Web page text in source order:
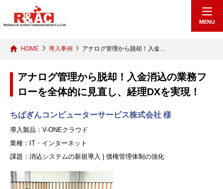
MENU
HOME 導入事例 アナログ管理から脱却！入金…
アナログ管理から脱却！入金消込の業務フ
ローを全体的に見直し、経理DXを実現！
ちばぎんコンピューターサービス株式会社 様
導入製品：V-ONEクラウド
業種：IT・インターネット
課題：消込システムの新規導入 | 債権管理体制の強化